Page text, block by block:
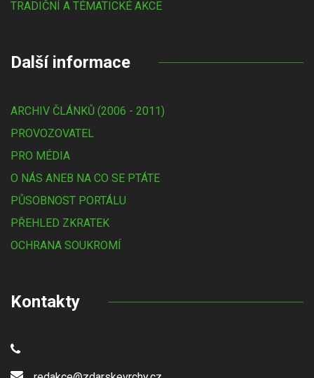
TRADIČNÍ A TÉMATICKÉ AKCE
Další informace
ARCHIV ČLÁNKŮ (2006 - 2011)
PROVOZOVATEL
PRO MÉDIA
O NÁS ANEB NA CO SE PTÁTE
PŮSOBNOST PORTÁLU
PŘEHLED ZKRATEK
OCHRANA SOUKROMÍ
Kontakty